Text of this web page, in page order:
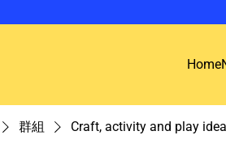
Home
群組 Craft, activity and play